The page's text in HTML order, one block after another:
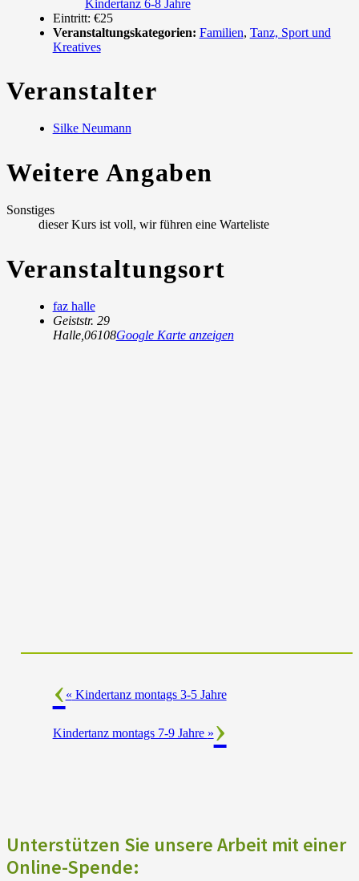
Kindertanz 6-8 Jahre
Eintritt: €25
Veranstaltungskategorien: Familien, Tanz, Sport und
Kreatives
Veranstalter
Silke Neumann
Weitere Angaben
Sonstiges
dieser Kurs ist voll, wir führen eine Warteliste
Veranstaltungsort
faz halle
Geiststr. 29
Halle, 06108Google Karte anzeigen
« Kindertanz montags 3-5 Jahre
Kindertanz montags 7-9 Jahre »
Unterstützen Sie unsere Arbeit mit einer
Online-Spende: